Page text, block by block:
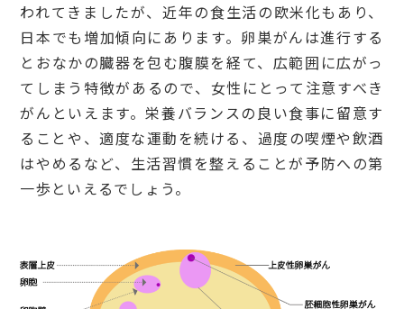
われてきましたが、近年の食生活の欧米化もあり、
日本でも増加傾向にあります。卵巣がんは進行する
とおなかの臓器を包む腹膜を経て、広範囲に広がっ
てしまう特徴があるので、女性にとって注意すべき
がんといえます。栄養バランスの良い食事に留意す
ることや、適度な運動を続ける、過度の喫煙や飲酒
はやめるなど、生活習慣を整えることが予防への第
一歩といえるでしょう。